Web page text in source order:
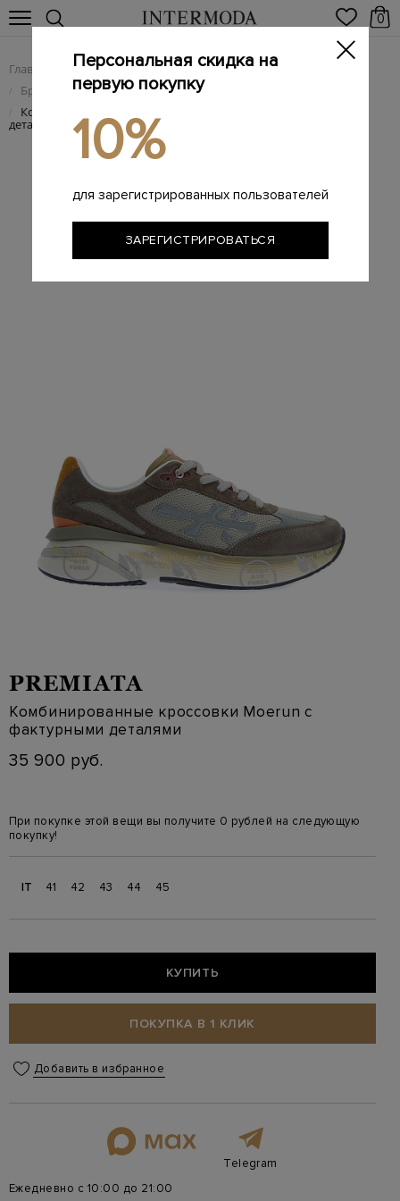
0
Главная Мужчинам / Брендовая мужская обувь
/ Брендовые мужские кроссовки
/ Комбинированные кроссовки Moerun с фактурными
деталями
PREMIATA
Комбинированные кроссовки Moerun с
фактурными деталями
35 900 руб.
При покупке этой вещи вы получите 0 рублей на следующую
покупку!
IT 41 42 43 44 45
КУПИТЬ
ПОКУПКА В 1 КЛИК
Добавить в избранное
Telegram
Ежедневно с 10:00 до 21:00
Персональная скидка на
первую покупку
10%
для зарегистрированных пользователей
ЗАРЕГИСТРИРОВАТЬСЯ